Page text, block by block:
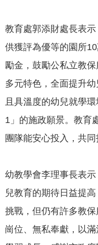
策
隱
私
權
策
資
料
宣
告
教育處郭添財處長表
供獲評為優等的園所
勵金，鼓勵公私立教
多元特色，全面提升
且具溫度的幼兒就學
1」的施政願景。教育
團隊能安心投入，共同
幼教學會李理事長表
兒教育的期待日益提
挑戰，但仍有許多教
崗位、無私奉獻，以